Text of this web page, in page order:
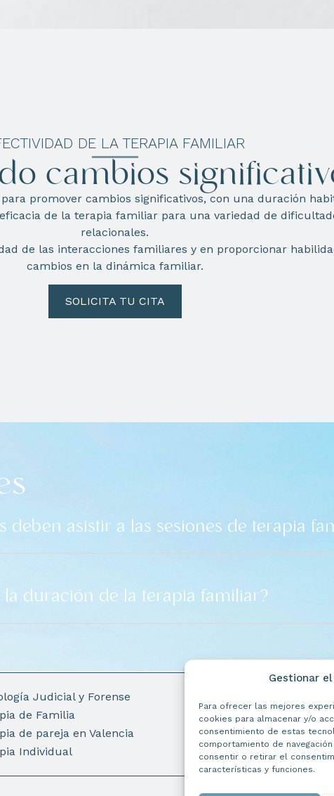
Gestionar
Para ofrecer las mejores
cookies para almacenar y/o
consentimiento de estas
comportamiento de
consentir o retirar el
características y funciones.
DE LA TERAPIA FAMILIAR
cambios
promover cambios significativos, con una duración
de la terapia familiar para una variedad de
relacionales.
de las interacciones familiares y en proporcionar
cambios en la dinámica familiar.
SOLICITA TU CITA
deben asistir a las sesiones de terapia
la duración de la terapia familiar?
Judicial y Forense
de Familia
de pareja en Valencia
Individual
Asesoramiento para
Contacta conmigo
Solicita tu cita